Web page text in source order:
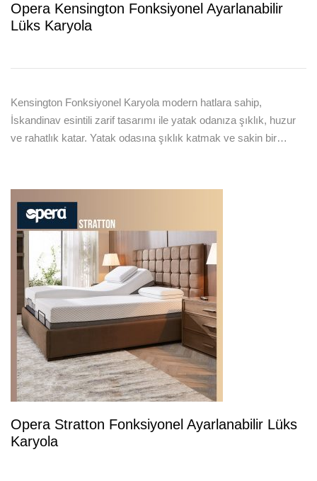
Opera Kensington Fonksiyonel Ayarlanabilir
Lüks Karyola
Kensington Fonksiyonel Karyola modern hatlara sahip,
İskandinav esintili zarif tasarımı ile yatak odanıza şıklık, huzur
ve rahatlık katar. Yatak odasına şıklık katmak ve sakin bir…
Opera Stratton Fonksiyonel Ayarlanabilir Lüks
Karyola